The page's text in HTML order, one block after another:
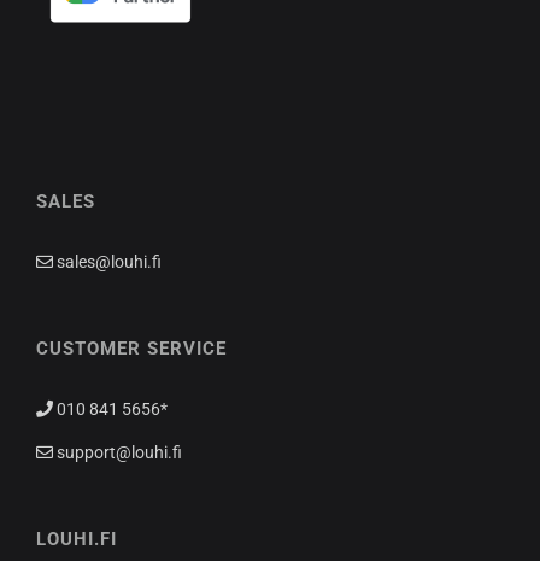
SALES
sales@louhi.fi
CUSTOMER SERVICE
010 841 5656*
support@louhi.fi
LOUHI.FI